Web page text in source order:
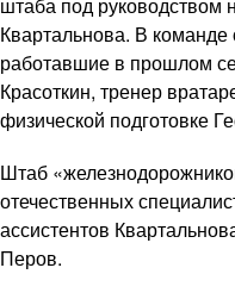
Квартальнова. В
работавшие в прошлом
Красоткин, тренер
физической подготовке
Штаб
отечественных
ассистентов
Перов.